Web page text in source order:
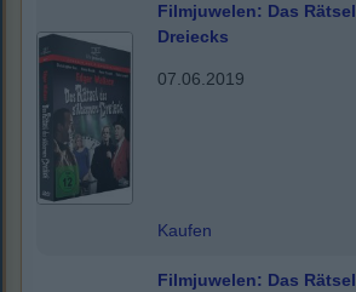
Filmjuwelen: Das
Dreiecks
07.06.2019
Kaufen
Filmjuwelen: Das